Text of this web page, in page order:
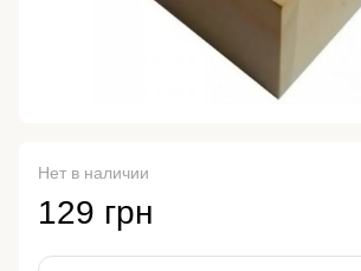
Нет в наличии
129 грн